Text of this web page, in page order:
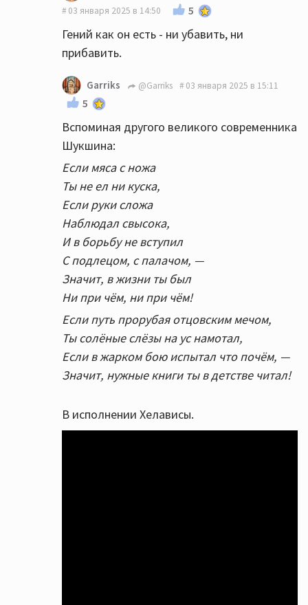
03 января 2025 в 14:50
5
Гений как он есть - ни убавить, ни
прибавить.
Garriks @Garriks 03 января 2025 в 15:11
5
Вспоминая другого великого современника
Шукшина:
Если мяса с ножа
Ты не ел ни куска,
Если руки сложа
Наблюдал свысока,
И в борьбу не вступил
С подлецом, с палачом, —
Значит, в жизни ты был
Ни при чём, ни при чём!
Если путь прорубая отцовским мечом,
Ты солёные слёзы на ус намотал,
Если в жарком бою испытал что почём, —
Значит, нужные книги ты в детстве читал!
В исполнении Хелависы.